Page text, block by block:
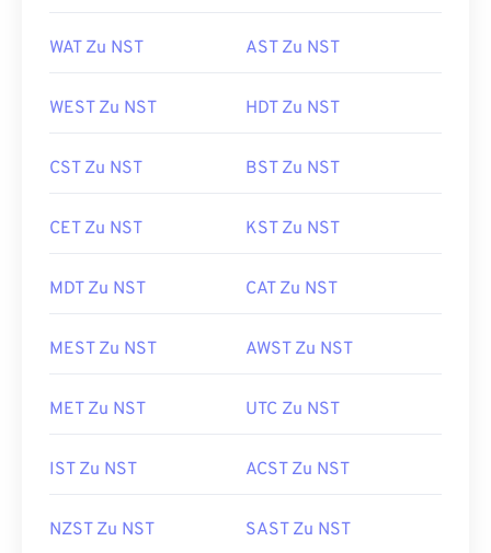
WAT Zu NST AST Zu NST
WEST Zu NST HDT Zu NST
CST Zu NST BST Zu NST
CET Zu NST KST Zu NST
MDT Zu NST CAT Zu NST
MEST Zu NST AWST Zu NST
MET Zu NST UTC Zu NST
IST Zu NST ACST Zu NST
NZST Zu NST SAST Zu NST